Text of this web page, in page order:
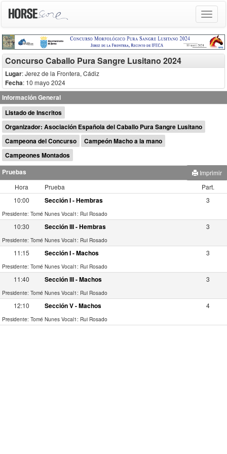
Toggle
Concurso Caballo Pura Sangre Lusitano 2024
Lugar: Jerez de la Frontera, Cádiz
Fecha: 10 mayo 2024
Información General
Listado de Inscritos
Organizador: Asociación Española del Caballo Pura Sangre Lusitano
Campeona del Concurso
Campeón Macho a la mano
Campeones Montados
Pruebas
Imprimir
Hora
Prueba
Part.
10:00
Sección I - Hembras 3
Presidente: Tomé Nunes Vocal1: Rui Rosado
10:30 Sección III - Hembras 3
Presidente: Tomé Nunes Vocal1: Rui Rosado
11:15 Sección I - Machos 3
Presidente: Tomé Nunes Vocal1: Rui Rosado
11:40 Sección III - Machos 3
Presidente: Tomé Nunes Vocal1: Rui Rosado
12:10 Sección V - Machos 4
Presidente: Tomé Nunes Vocal1: Rui Rosado